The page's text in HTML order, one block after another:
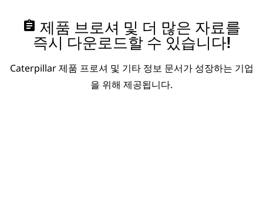
assignment 제품 브로셔 및 더 많은 자료를
즉시 다운로드할 수 있습니다!
Caterpillar 제품 프로셔 및 기타 정보 문서가 성장하는 기업
을 위해 제공됩니다.